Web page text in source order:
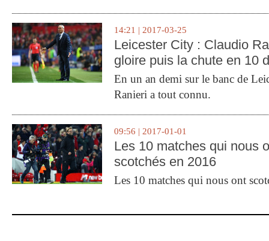
14:21 | 2017-03-25
Leicester City : Claudio
gloire puis la chute en 10
En un an demi sur le banc de
Ranieri a tout connu.
09:56 | 2017-01-01
Les 10 matches qui nous
scotchés en 2016
Les 10 matches qui nous ont